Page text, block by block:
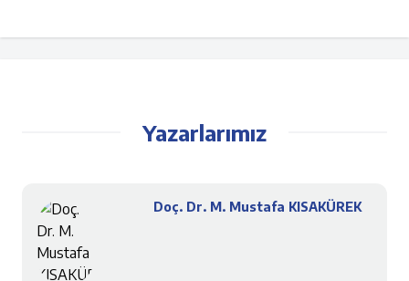
Yazarlarımız
Doç. Dr. M. Mustafa KISAKÜREK